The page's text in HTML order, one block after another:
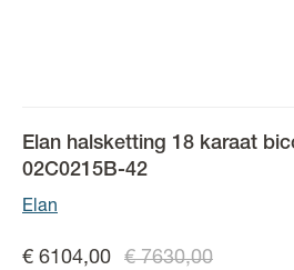
Elan halsketting 18 karaat
02C0215B-42
Elan
€ 7630,00
€ 6104,00